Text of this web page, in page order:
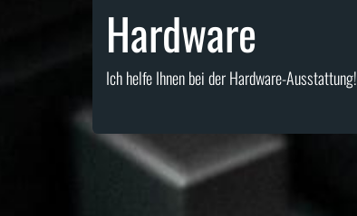
Hardware
Ich helfe Ihnen bei der Hardware-Ausstattung!